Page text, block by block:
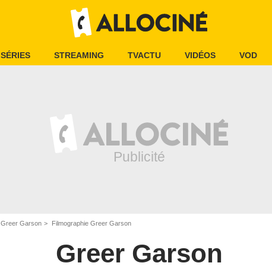
SÉRIES STREAMING TVACTU VIDÉOS VOD
Greer Garson Filmographie Greer Garson
Greer Garson